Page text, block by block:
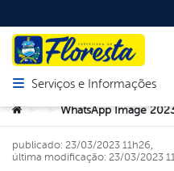
Abrir menu principal de
Serviços e Informações
Você está aqui:
> > WhatsApp Image
publicado: 23/03/2023 11h26,
última modificação: 23/03/2023